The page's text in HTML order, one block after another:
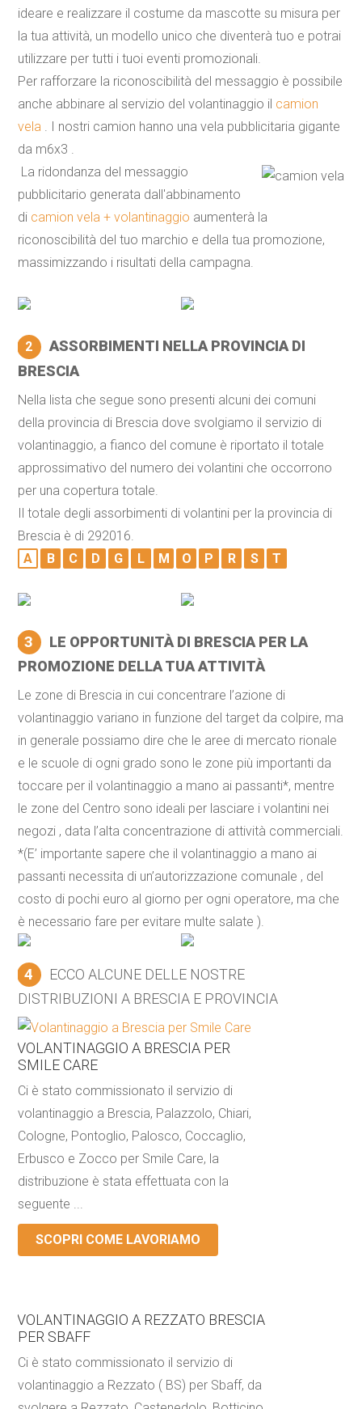
ideare e realizzare il costume da mascotte su misura per
la tua attività, un modello unico che diventerà tuo e potrai
utilizzare per tutti i tuoi eventi promozionali.
Per rafforzare la riconoscibilità del messaggio è possibile
anche abbinare al servizio del volantinaggio il camion
vela . I nostri camion hanno una vela pubblicitaria gigante
da m6x3 .
La ridondanza del messaggio
pubblicitario generata dall'abbinamento
di camion vela + volantinaggio aumenterà la
riconoscibilità del tuo marchio e della tua promozione,
massimizzando i risultati della campagna.
2
ASSORBIMENTI NELLA PROVINCIA DI
BRESCIA
Nella lista che segue sono presenti alcuni dei comuni
della provincia di Brescia dove svolgiamo il servizio di
volantinaggio, a fianco del comune è riportato il totale
approssimativo del numero dei volantini che occorrono
per una copertura totale.
Il totale degli assorbimenti di volantini per la provincia di
Brescia è di 292016.
A
B C D G L M O P R S T
3
LE OPPORTUNITÀ DI BRESCIA PER LA
PROMOZIONE DELLA TUA ATTIVITÀ
Le zone di Brescia in cui concentrare l’azione di
volantinaggio variano in funzione del target da colpire, ma
in generale possiamo dire che le aree di mercato rionale
e le scuole di ogni grado sono le zone più importanti da
toccare per il volantinaggio a mano ai passanti*, mentre
le zone del Centro sono ideali per lasciare i volantini nei
negozi , data l’alta concentrazione di attività commerciali.
*(E’ importante sapere che il volantinaggio a mano ai
passanti necessita di un’autorizzazione comunale , del
costo di pochi euro al giorno per ogni operatore, ma che
è necessario fare per evitare multe salate ).
4
ECCO ALCUNE DELLE NOSTRE
DISTRIBUZIONI A BRESCIA E PROVINCIA
VOLANTINAGGIO A BRESCIA PER
SMILE CARE
Ci è stato commissionato il servizio di
volantinaggio a Brescia, Palazzolo, Chiari,
Cologne, Pontoglio, Palosco, Coccaglio,
Erbusco e Zocco per Smile Care, la
distribuzione è stata effettuata con la
seguente ...
SCOPRI COME LAVORIAMO
VOLANTINAGGIO A REZZATO BRESCIA
PER SBAFF
Ci è stato commissionato il servizio di
volantinaggio a Rezzato ( BS) per Sbaff, da